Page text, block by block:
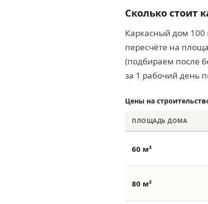
Сколько стоит
Каркасный дом 100
пересчёте на
(подбираем после
за 1 рабочий день
Цены на
ПЛОЩАДЬ ДОМА
60 м²
80 м²